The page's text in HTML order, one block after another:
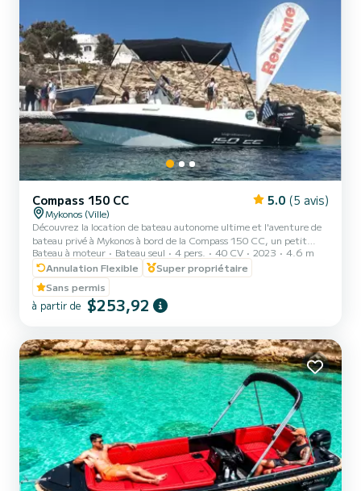
Compass 150 CC 5.0 (5 avis)
Mykonos (Ville)
Découvrez la location de bateau autonome ultime et l'aventure de
bateau privé à Mykonos à bord de la Compass 150 CC, un petit
bateau moderne, sûr et facile à manœuvrer sans permis. Parfait
pour les excursions en famille, les croisières privées d'une journée,
les escapades romantiques et les aventures autoguidées tout
compris sur la côte sud de Mykonos, Dragonisi, Rhenia et l'île de
Délos. Notre Compass 150 CC vous permet d'explorer ces endroits
Bateau à moteur Bateau seul 4 pers. 40 CV 2023
4.6 m
Annulation Flexible
Super propriétaire
Sans permis
à partir de $253,92